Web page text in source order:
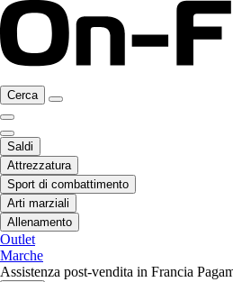
Cerca
Saldi
Attrezzatura
Sport di combattimento
Arti marziali
Allenamento
Outlet
Marche
Assistenza post-vendita in Francia